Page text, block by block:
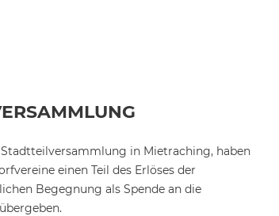
in Mietraching, haben
einen Teil des Erlöses der
Begegnung als Spende an die